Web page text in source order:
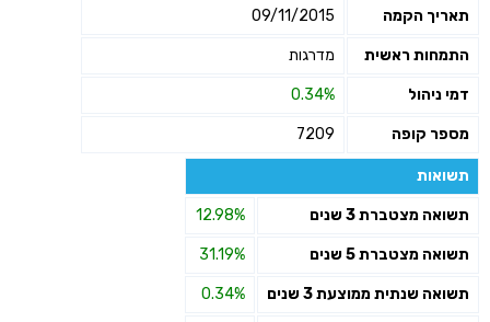
תאריך הקמה 09/11/2015
התמחות ראשית מדרגות
דמי ניהול 0.34%
מספר קופה 7209
תשואות
תשואה מצטברת 3 שנים 12.98%
תשואה מצטברת 5 שנים 31.19%
תשואה שנתית ממוצעת 3 שנים 0.34%